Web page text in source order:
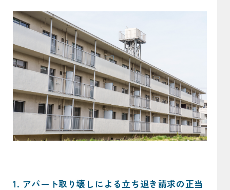
1. アパート取り壊しによる立ち退き請求の正当